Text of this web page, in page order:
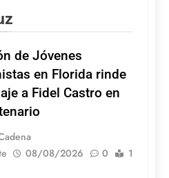
de Jóvenes
en Florida rinde
a Fidel Castro en
08/08/2026 0
1